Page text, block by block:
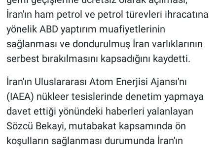
İran'ın ham petrol ve petrol türevleri ihracatına
yönelik ABD yaptırım muafiyetlerinin
sağlanması ve dondurulmuş İran varlıklarının
serbest bırakılmasını kapsadığını kaydetti.
İran'ın Uluslararası Atom Enerjisi Ajansı'nı
(IAEA) nükleer tesislerinde denetim yapmaya
davet ettiği yönündeki haberleri yalanlayan
Sözcü Bekayi, mutabakat kapsamında ön
koşulların sağlanması durumunda İran'ın